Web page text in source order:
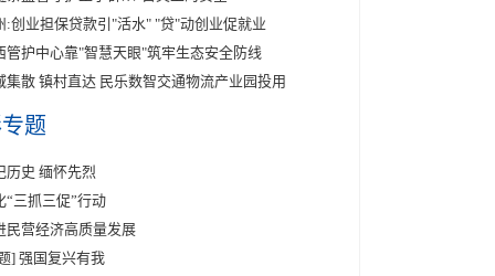
:创业担保贷款引"活水" "贷"动创业促就业
管护中心靠"智慧天眼"筑牢生态安全防线
集散 镇村直达 民乐数智交通物流产业园投用
题
历史 缅怀先烈
“三抓三促”行动
民营经济高质量发展
] 强国复兴有我